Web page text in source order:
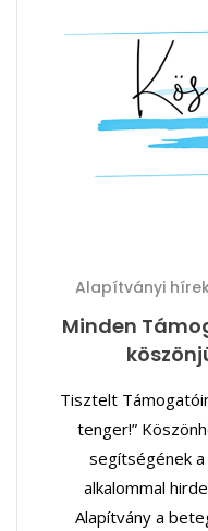
Alapítványi
Minden
Tisztelt
tenger!”
segítségének
alkalommal
Alapítvány a